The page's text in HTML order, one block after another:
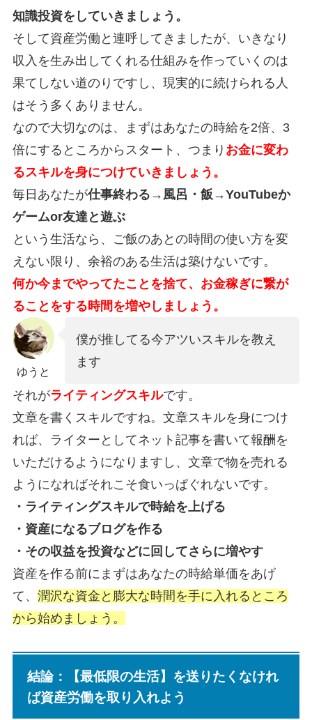
知識投資をしていきましょう。
そして資産労働と連呼してきましたが、いきなり
収入を生み出してくれる仕組みを作っていくのは
果てしない道のりですし、現実的に続けられる人
はそう多くありません。
なので大切なのは、まずはあなたの時給を2倍、3
倍にするところからスタート、つまり お金に変わ
るスキルを身につけていきましょう。
毎日あなたが仕事終わる→風呂・飯→YouTubeか
ゲームor友達と遊ぶ
という生活なら、ご飯のあとの時間の使い方を変
えない限り、余裕のある生活は築けないです。
何か今までやってたことを捨て、お金稼ぎに繋が
ることをする時間を増やしましょう。
ゆうと
僕が推してる今アツいスキルを教え
ます
それがライティングスキルです。
文章を書くスキルですね。文章スキルを身につけ
れば、ライターとしてネット記事を書いて報酬を
いただけるようになりますし、文章で物を売れる
ようになればそれこそ食いっぱぐれないです。
・ライティングスキルで時給を上げる
・資産になるブログを作る
・その収益を投資などに回してさらに増やす
資産を作る前にまずはあなたの時給単価をあげ
て、 潤沢な資金と膨大な時間を手に入れるところ
から始めましょう。
結論：【最低限の生活】を送りたくなけれ
ば資産労働を取り入れよう